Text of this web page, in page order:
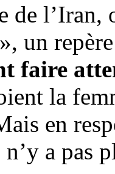
de
un
faire
la
en
a pas